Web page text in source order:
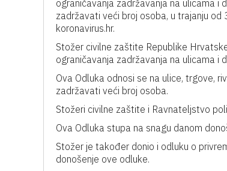
ograničavanja zadržavanja na ulicama i
zadržavati veći broj osoba, u trajanju
koronavirus.hr.
Stožer civilne zaštite Republike
ograničavanja zadržavanja na ulicama i
Ova Odluka odnosi se na ulice, trgove,
zadržavati veći broj osoba.
Stožeri civilne zaštite i Ravnateljstvo
Ova Odluka stupa na snagu danom
Stožer je također donio i odluku o
donošenje ove odluke.